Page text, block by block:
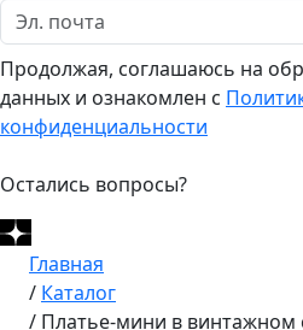
Продолжая, соглашаюсь на
данных и ознакомлен с
конфиденциальности
Остались вопросы?
Главная
/ Каталог
/ Платье-мини в винтажном